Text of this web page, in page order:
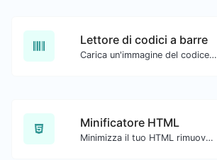
Lettore di codici a barre
Carica un'immagine del codice a barre ed estrai i dati da essa.
Minificatore HTML
Minimizza il tuo HTML rimuovendo tutti i caratteri non necessari.